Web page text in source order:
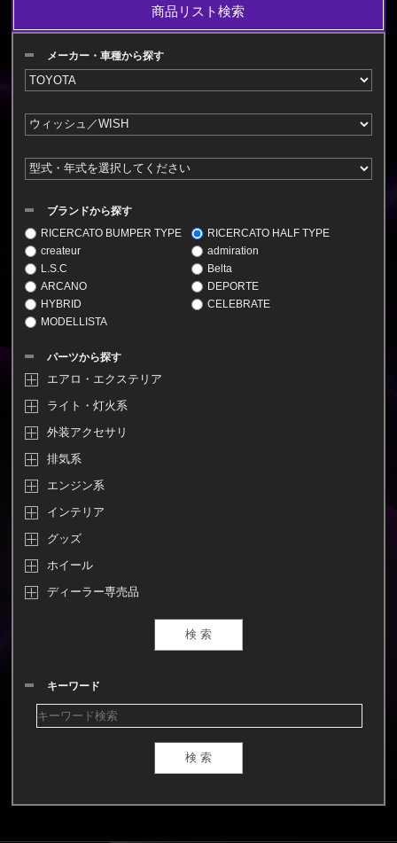
商品リスト検索
メーカー・車種から探す
ブランドから探す
RICERCATO BUMPER TYPE
RICERCATO HALF TYPE
createur
admiration
L.S.C
Belta
ARCANO
DEPORTE
HYBRID
CELEBRATE
MODELLISTA
パーツから探す
エアロ・エクステリア
ライト・灯火系
外装アクセサリ
排気系
エンジン系
インテリア
グッズ
ホイール
ディーラー専売品
キーワード